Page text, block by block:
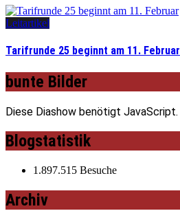
Leitartikel
Tarifrunde 25 beginnt am 11. Februar
bunte Bilder
Diese Diashow benötigt JavaScript.
Blogstatistik
1.897.515 Besuche
Archiv